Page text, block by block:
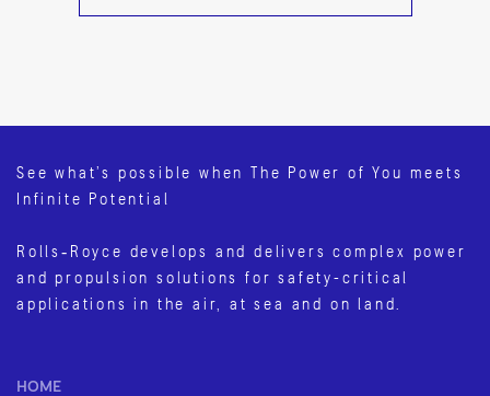
See what’s possible when The Power of You meets
Infinite Potential
Rolls‑Royce develops and delivers complex power
and propulsion solutions for safety-critical
applications in the air, at sea and on land.
HOME